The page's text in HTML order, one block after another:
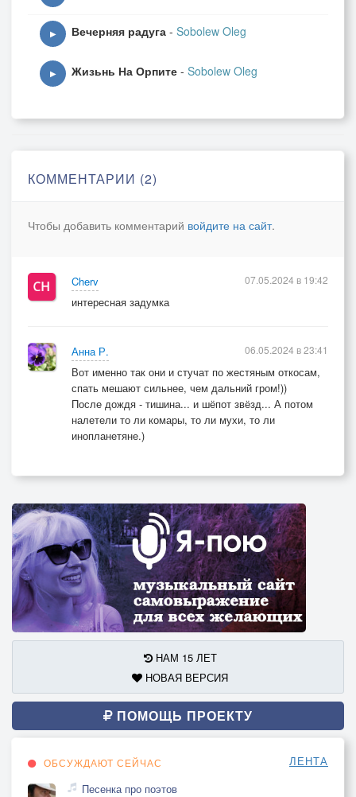
▶ Вечерняя радуга - Sobolew Oleg
▶ Жизьнь На Орпите - Sobolew Oleg
КОММЕНТАРИИ (2)
Чтобы добавить комментарий войдите на сайт.
Cherv
интересная задумка
07.05.2024 в 19:42
Анна Р.
Вот именно так они и стучат по жестяным откосам,
спать мешают сильнее, чем дальний гром!))
После дождя - тишина... и шёпот звёзд... А потом
налетели то ли комары, то ли мухи, то ли
инопланетяне.)
06.05.2024 в 23:41
НАМ 15 ЛЕТ
НОВАЯ ВЕРСИЯ
ПОМОЩЬ ПРОЕКТУ
ОБСУЖДАЮТ СЕЙЧАС ЛЕНТА
Песенка про поэтов